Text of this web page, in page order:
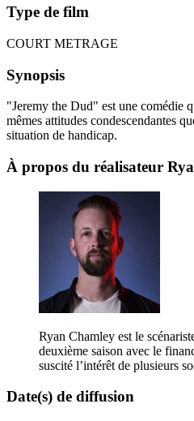
Type de film
COURT METRAGE
Synopsis
"Jeremy the Dud" est une comédie
mêmes attitudes condescendantes
situation de handicap.
À propos du réalisateur
Ryan Chamley est le
deuxième saison avec le
suscité l’intérêt de plusieurs
Date(s) de diffusion